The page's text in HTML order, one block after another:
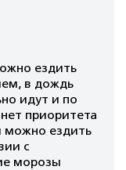
ездить
в дождь
идут и по
приоритета
можно ездить
с
морозы